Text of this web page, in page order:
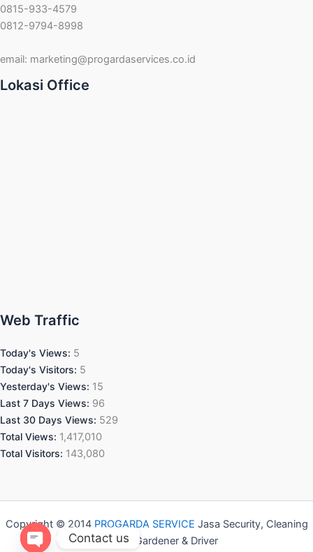
0815-933-4579
0812-9794-8998
email: marketing@progardaservices.co.id
Lokasi Office
Web Traffic
Today's Views: 5
Today's Visitors: 5
Yesterday's Views: 15
Last 7 Days Views: 96
Last 30 Days Views: 529
Total Views: 1,417,010
Total Visitors: 143,080
Copyright © 2014 PROGARDA SERVICE Jasa Security, Cleaning
Service, Gardener & Driver
Contact us